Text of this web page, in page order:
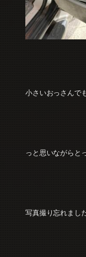
小さいおっさんで
っと思いながらと
写真撮り忘れまし